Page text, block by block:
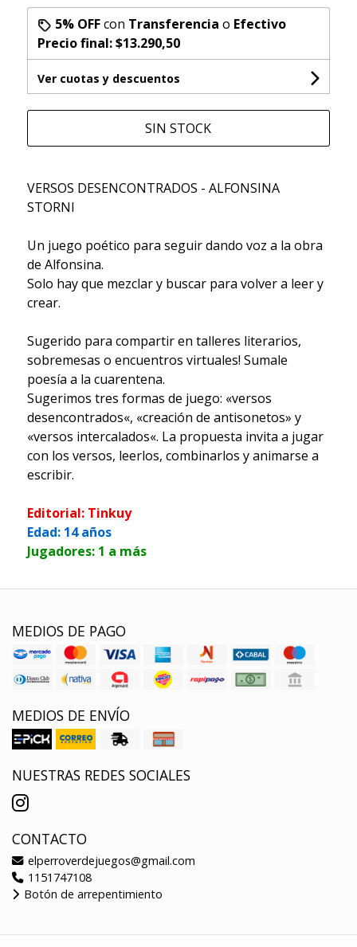
5% OFFcon Transferencia o Efectivo
Precio final:$13.290,50
Ver cuotas y descuentos
SIN STOCK
VERSOS DESENCONTRADOS - ALFONSINA
STORNI
Un juego poético para seguir dando voz a la obra
de Alfonsina.
Solo hay que mezclar y buscar para volver a leer y
crear.
Sugerido para compartir en talleres literarios,
sobremesas o encuentros virtuales! Sumale
poesía a la cuarentena.
Sugerimos tres formas de juego: «versos
desencontrados«, «creación de antisonetos» y
«versos intercalados«. La propuesta invita a jugar
con los versos, leerlos, combinarlos y animarse a
escribir.
Editorial: Tinkuy
Edad: 14 años
Jugadores: 1 a más
MEDIOS DE PAGO
MEDIOS DE ENVÍO
NUESTRAS REDES SOCIALES
CONTACTO
elperroverdejuegos@gmail.com
1151747108
Botón de arrepentimiento